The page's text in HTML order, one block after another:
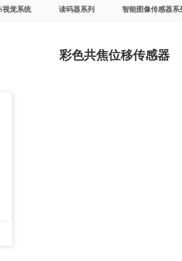
视觉系统 读码器系列 智能图像传感器系
彩色共焦位移传感器